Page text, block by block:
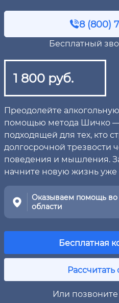
8 (800)
Бесплатный
1 800 руб.
Преодолейте
помощью метода Шичко —
подходящей для тех, кто
долгосрочной трезвости
поведения и мышления.
начните новую жизнь уже
Оказываем помощь во
области
Бесплатная
Рассчитать
Или